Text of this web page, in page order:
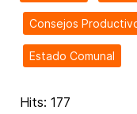
Consejos
Estado Comunal
Hits: 177